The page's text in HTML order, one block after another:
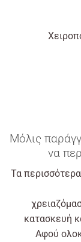
Μόλις
να
Τα
κατασκευή
Αφού